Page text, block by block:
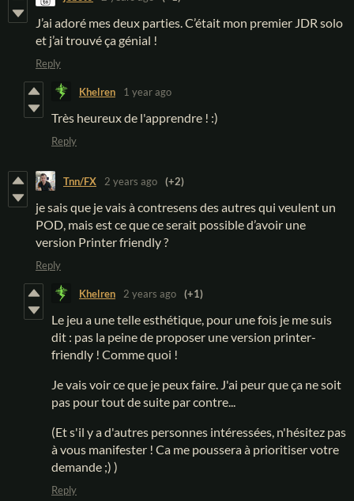
J’ai adoré mes deux parties. C’était mon premier JDR solo
et j’ai trouvé ça génial !
Reply
Khelren 1 year ago
Très heureux de l'apprendre ! :)
Reply
Tnn/FX 2 years ago (+2)
je sais que je vais à contresens des autres qui veulent un
POD, mais est ce que ce serait possible d’avoir une
version Printer friendly ?
Reply
Khelren 2 years ago (+1)
Le jeu a une telle esthétique, pour une fois je me suis
dit : pas la peine de proposer une version printer-
friendly ! Comme quoi !
Je vais voir ce que je peux faire. J'ai peur que ça ne soit
pas pour tout de suite par contre...
(Et s'il y a d'autres personnes intéressées, n'hésitez pas
à vous manifester ! Ca me poussera à prioritiser votre
demande ;) )
Reply